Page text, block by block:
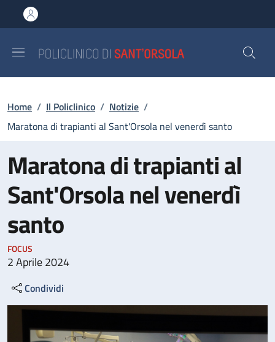
al contenuto principale
to footer content
Briciole di pane
Home / Il Policlinico / Notizie /
Maratona di trapianti al Sant'Orsola nel venerdì santo
Maratona di trapianti al
Sant'Orsola nel venerdì
santo
FOCUS
2 Aprile 2024
Condividi